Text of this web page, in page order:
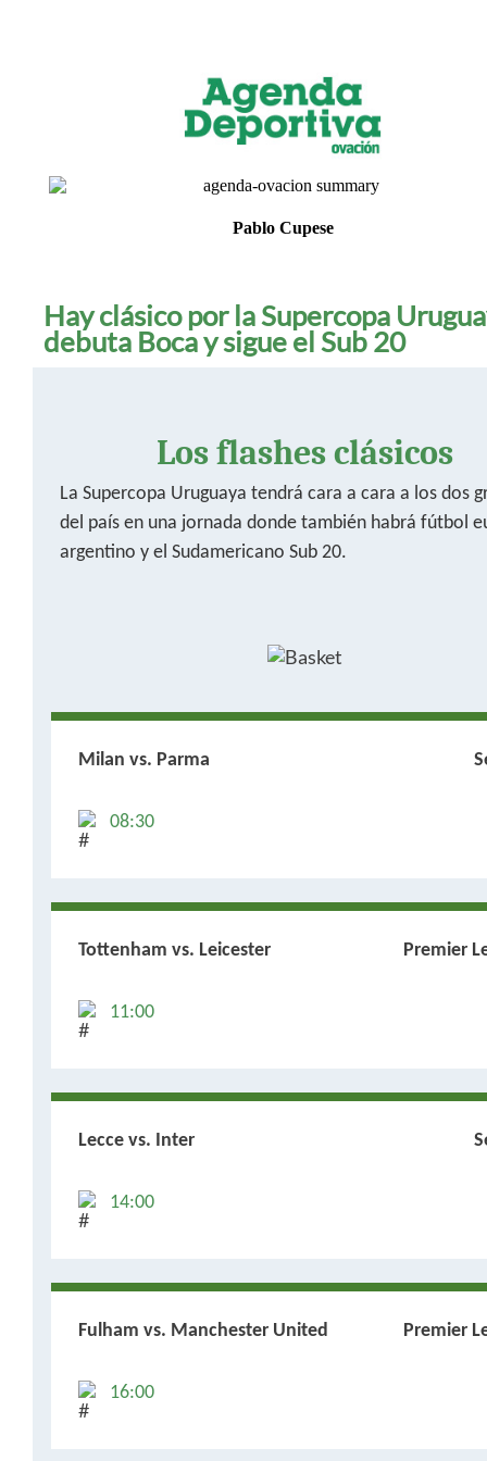
Pablo Cupese
Hay clásico por la Supercopa
debuta Boca y sigue el Sub 20
Los flashes clásicos
La Supercopa Uruguaya tendrá cara a cara a los dos
del país en una jornada donde también habrá fútbol
argentino y el Sudamericano Sub 20.
Milan vs. Parma
08:30
Tottenham vs. Leicester Premier
11:00
Lecce vs. Inter
14:00
Fulham vs. Manchester United Premier
16:00